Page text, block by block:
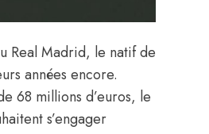
Real Madrid, le natif de
années encore.
68 millions d’euros, le
s’engager